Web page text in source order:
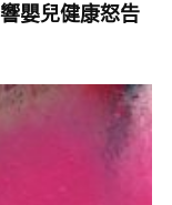
嬰兒健康怒告